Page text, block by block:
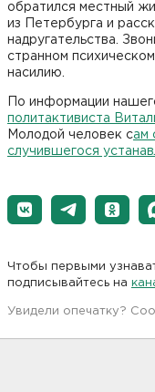
обратился местный
из Петербурга и
надругательства.
странном
насилию.
По информации
политактивиста
Молодой человек сам
случившегося
Чтобы первыми
подписывайтесь на
Увидели опечатку?